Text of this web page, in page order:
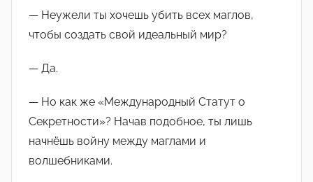
— Неужели ты хочешь убить всех маглов,
чтобы создать свой идеальный мир?
— Да.
— Но как же «Международный Статут о
Секретности»? Начав подобное, ты лишь
начнёшь войну между маглами и
волшебниками.